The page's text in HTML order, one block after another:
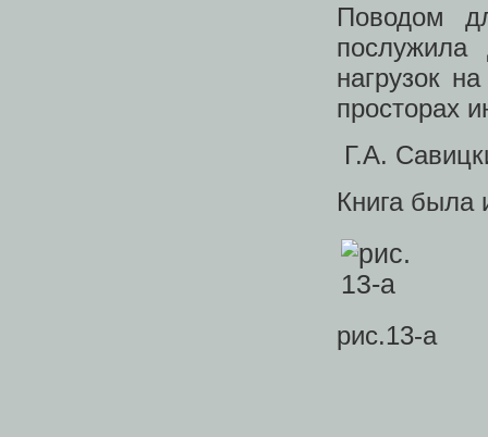
Поводом
послужила
нагрузок
просторах
Г.А.
Книга была
рис.13-а